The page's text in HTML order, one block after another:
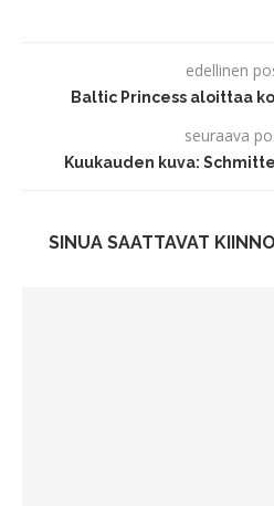
edellinen
Baltic Princess aloittaa
seuraava
Kuukauden kuva:
SINUA SAATTAVAT